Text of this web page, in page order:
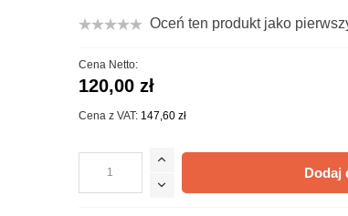
Oceń ten produkt jako
Cena Netto:
120,00 zł
Cena z VAT: 147,60 zł
Dodaj